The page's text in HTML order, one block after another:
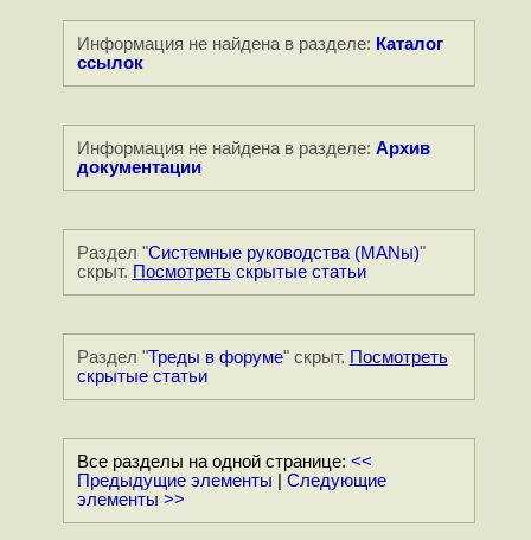
Информация не найдена в разделе: Каталог
ссылок
Информация не найдена в разделе: Архив
документации
Раздел "Системные руководства (MANы)"
скрыт. Посмотретьскрытые статьи
Раздел "Треды в форуме" скрыт. Посмотреть
скрытые статьи
Все разделы на одной странице: <<
Предыдущие элементы
Следующие
элементы >>